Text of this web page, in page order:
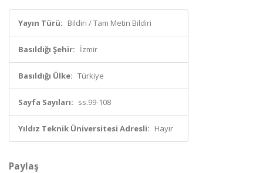
Yayın Türü: Bildiri / Tam Metin Bildiri
Basıldığı Şehir: İzmir
Basıldığı Ülke: Türkiye
Sayfa Sayıları: ss.99-108
Yıldız Teknik Üniversitesi Adresli: Hayır
Paylaş